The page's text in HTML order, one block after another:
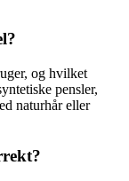
og hvilket
pensler,
naturhår eller